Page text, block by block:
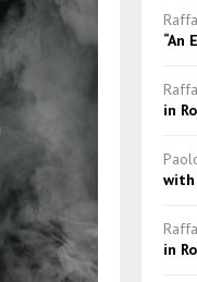
“An
in
with
in